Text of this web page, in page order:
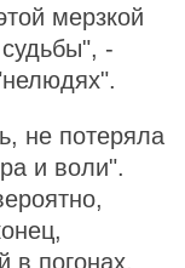
мерзкой
-
не потеряла
и воли".
в погонах,